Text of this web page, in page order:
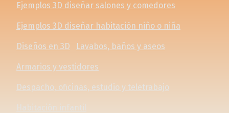
Ejemplos 3D diseñar salones y comedores
Ejemplos 3D diseñar habitación niño o niña
Diseños en 3D Lavabos, baños y aseos
Armarios y vestidores
Despacho, oficinas, estudio y teletrabajo
Habitación infantil